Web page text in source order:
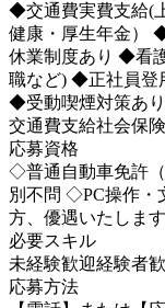
◆交通費実費支給(
健康・厚生年金）
休業制度あり ◆看
職など) ◆正社員登
◆受動喫煙対策あり
交通費支給社会保
応募資格
◇普通自動車免許
別不問 ◇PC操作・
方、優遇いたします
必要スキル
未経験歓迎経験者
応募方法